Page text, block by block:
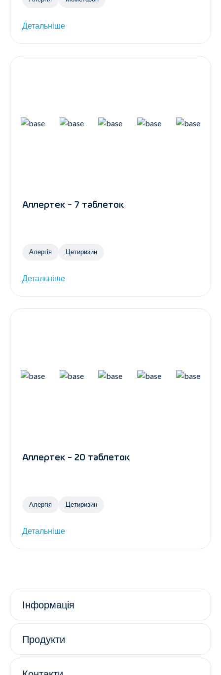
Детальніше
Аллертек - 7 таблеток
Алергія Цетиризин
Детальніше
Аллертек - 20 таблеток
Алергія Цетиризин
Детальніше
Інформація
Продукти